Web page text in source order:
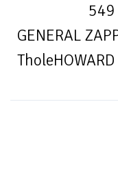
549
GENERAL